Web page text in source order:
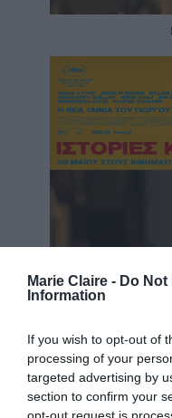
Marie Claire - Do Not
Information
If you wish to opt-out of
processing of your
targeted advertising by
section to confirm your